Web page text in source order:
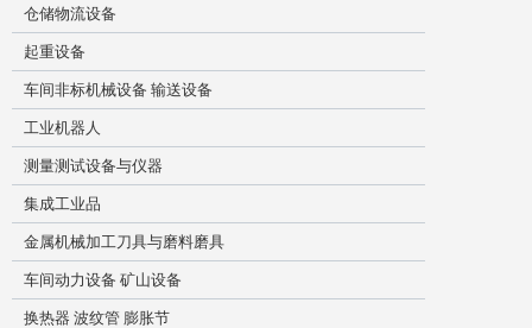
仓储物流设备
起重设备
车间非标机械设备 输送设备
工业机器人
测量测试设备与仪器
集成工业品
金属机械加工刀具与磨料磨具
车间动力设备 矿山设备
换热器 波纹管 膨胀节